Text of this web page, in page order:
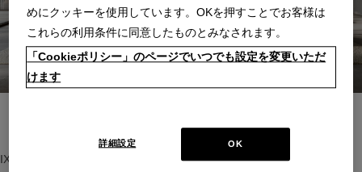
IXC（イクスシー）は、”Emotional Minimalism”を掲げるグローバル家
めにクッキーを使用しています。OKを押すことでお客様は
これらの利用条件に同意したものとみなされます。
「Cookieポリシー」のページでいつでも設定を変更いただ
けます
OK
詳細設定